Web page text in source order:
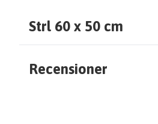
Strl 60 x 50 cm
Recensioner